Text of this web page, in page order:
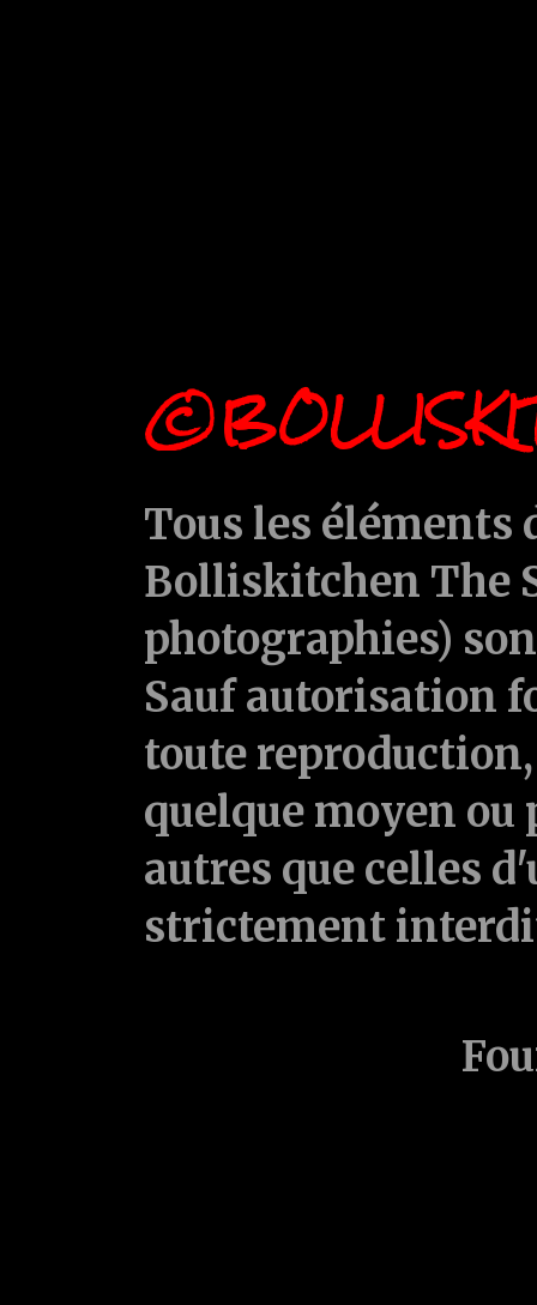
Tous les
Bolliskitchen The
photographies)
Sauf autorisation
toute
quelque moyen ou
autres que celles
strictement